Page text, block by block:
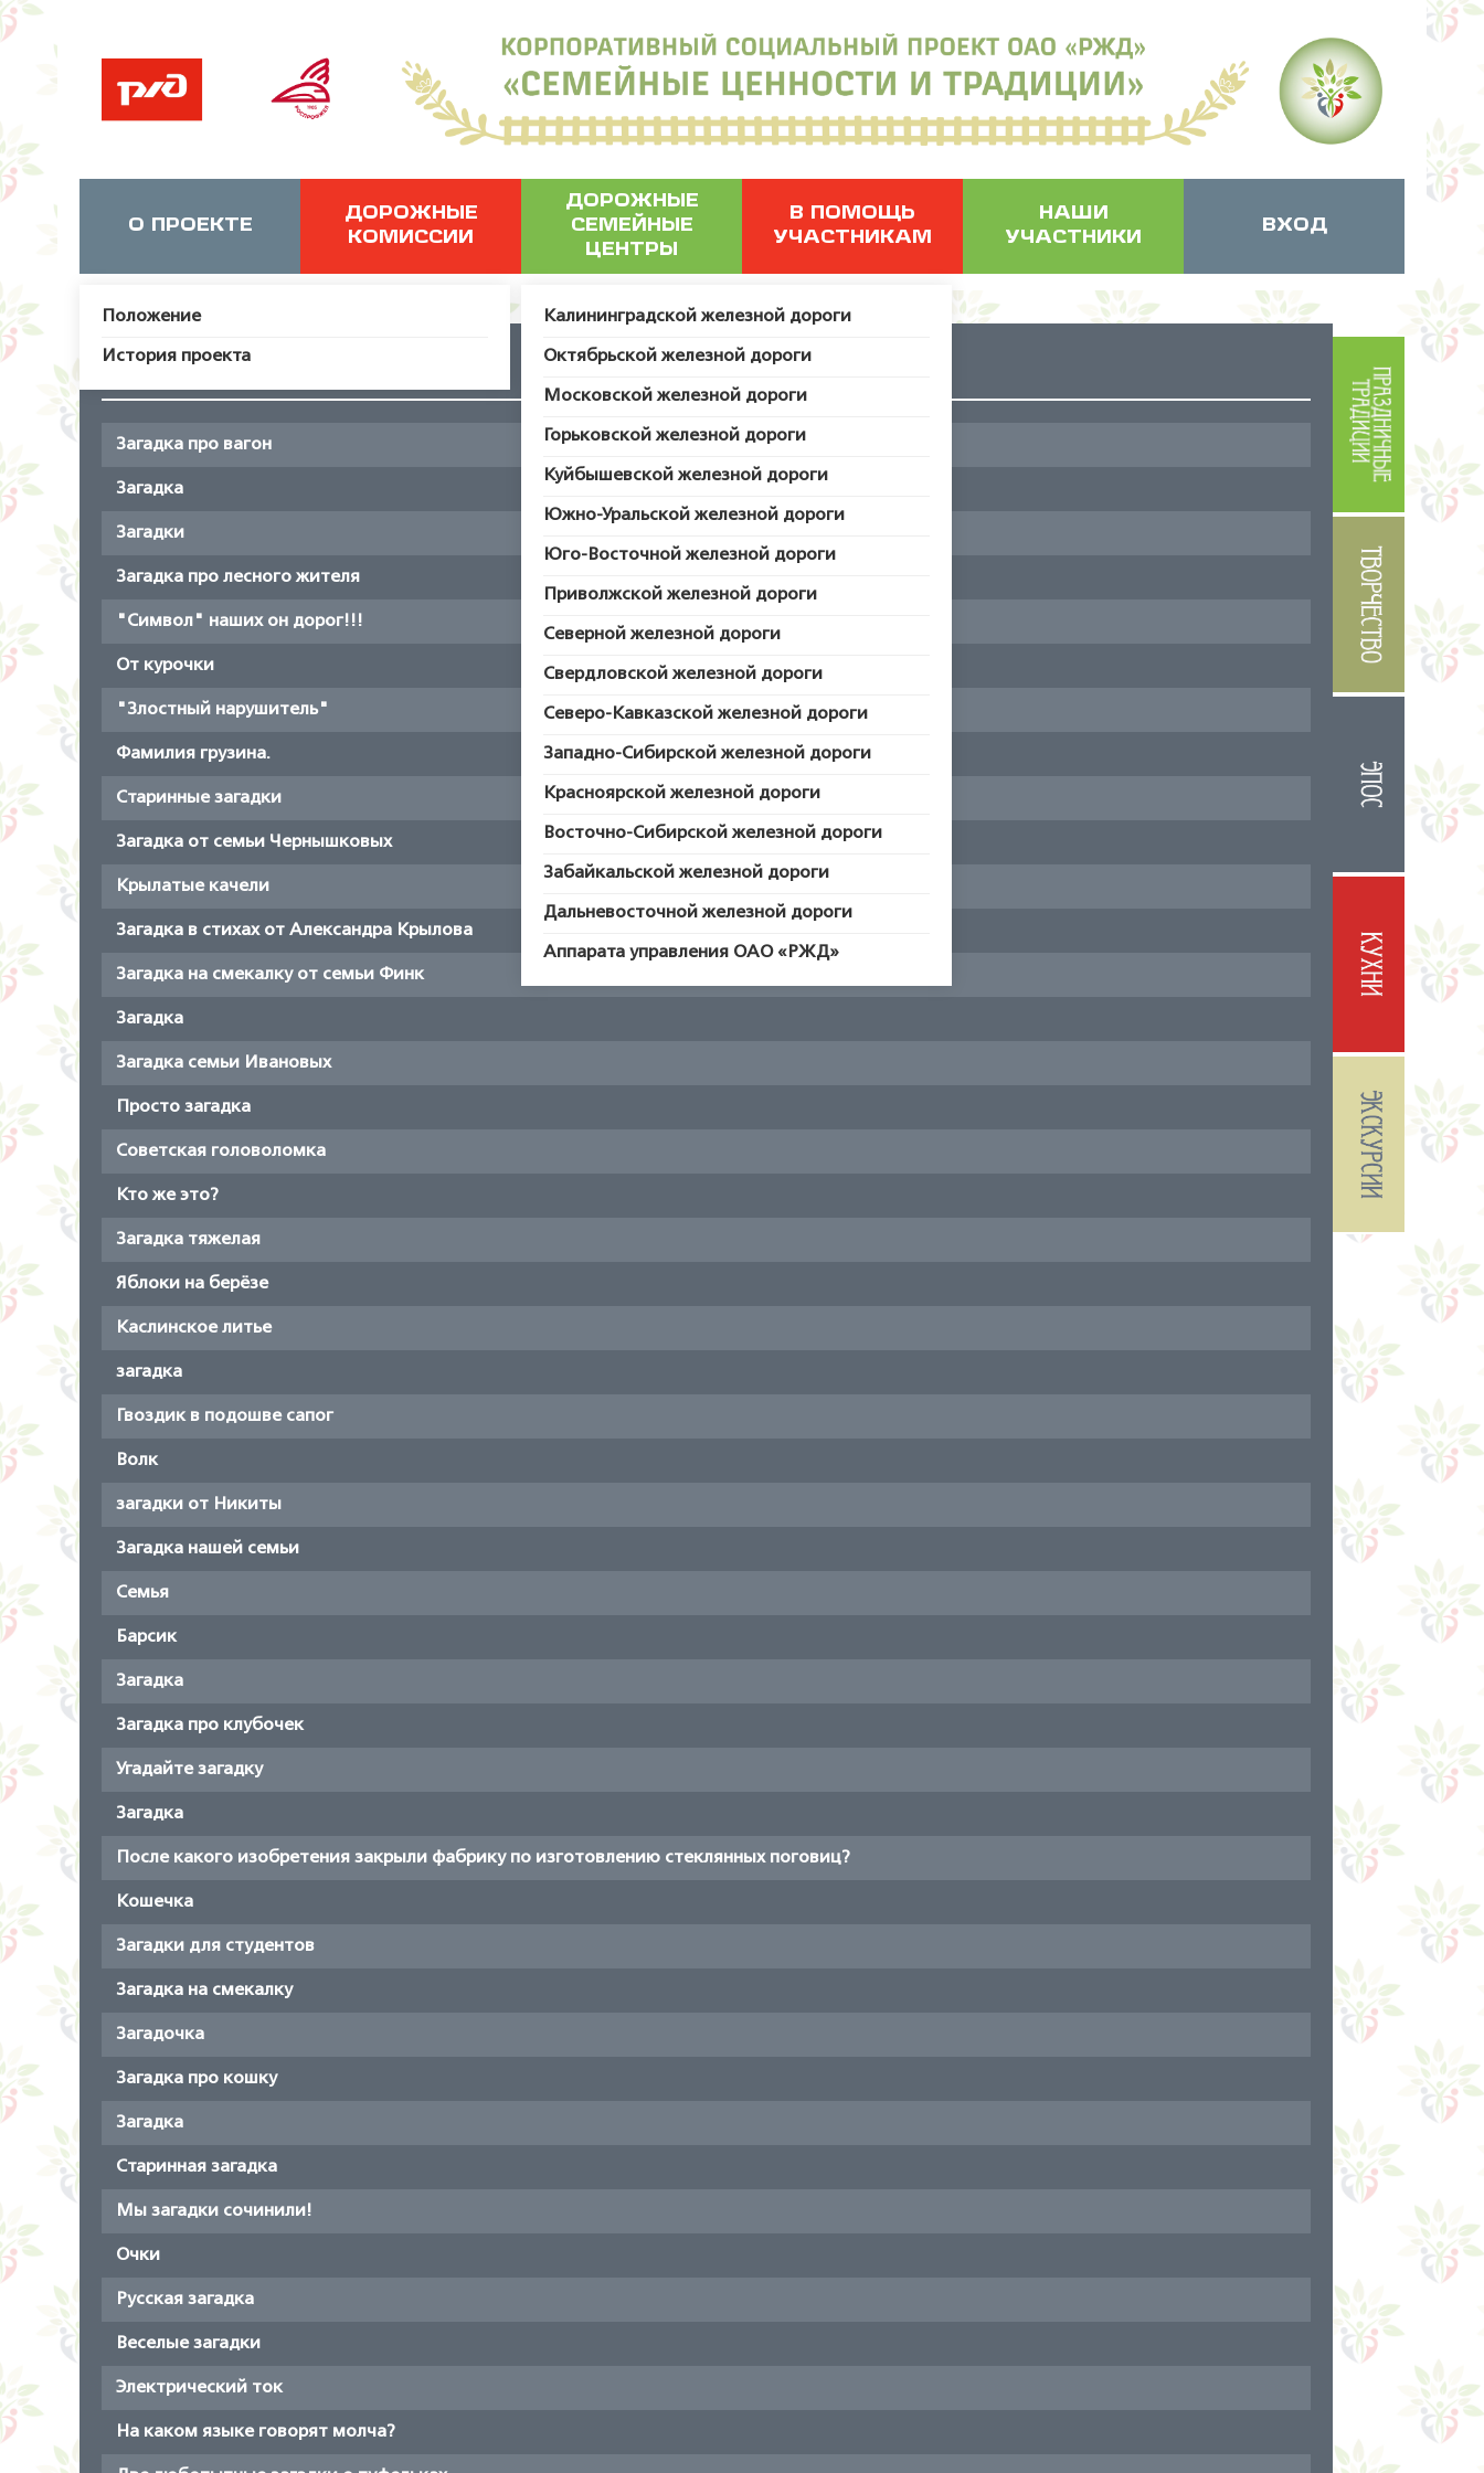
О ПРОЕКТЕ
Положение
История проекта
ДОРОЖНЫЕ
КОМИССИИ
ДОРОЖНЫЕ
СЕМЕЙНЫЕ
ЦЕНТРЫ
Калининградской железной дороги
Октябрьской железной дороги
Московской железной дороги
Горьковской железной дороги
Куйбышевской железной дороги
Южно-Уральской железной дороги
Юго-Восточной железной дороги
Приволжской железной дороги
Северной железной дороги
Свердловской железной дороги
Северо-Кавказской железной дороги
Западно-Сибирской железной дороги
Красноярской железной дороги
Восточно-Сибирской железной дороги
Забайкальской железной дороги
Дальневосточной железной дороги
Аппарата управления ОАО «РЖД»
В ПОМОЩЬ
УЧАСТНИКАМ
НАШИ
УЧАСТНИКИ
ВХОД
Загадки
Загадка про вагон
Загадка
Загадки
Загадка про лесного жителя
"Символ" наших он дорог!!!
От курочки
"Злостный нарушитель"
Фамилия грузина.
Старинные загадки
Загадка от семьи Чернышковых
Крылатые качели
Загадка в стихах от Александра Крылова
Загадка на смекалку от семьи Финк
Загадка
Загадка семьи Ивановых
Просто загадка
Советская головоломка
Кто же это?
Загадка тяжелая
Яблоки на берёзе
Каслинское литье
загадка
Гвоздик в подошве сапог
Волк
загадки от Никиты
Загадка нашей семьи
Семья
Барсик
Загадка
Загадка про клубочек
Угадайте загадку
Загадка
После какого изобретения закрыли фабрику по изготовлению стеклянных поговиц?
Кошечка
Загадки для студентов
Загадка на смекалку
Загадочка
Загадка про кошку
Загадка
Старинная загадка
Мы загадки сочинили!
Очки
Русская загадка
Веселые загадки
Электрический ток
На каком языке говорят молча?